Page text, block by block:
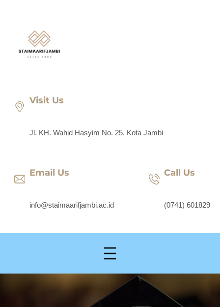
Visit Us
Jl. KH. Wahid Hasyim No. 25, Kota Jambi
Email Us
info@staimaarifjambi.ac.id
Call Us
(0741) 601829